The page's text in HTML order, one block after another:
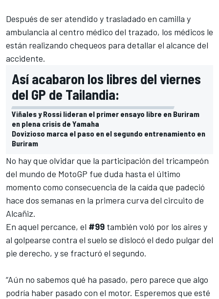
Después de ser atendido y trasladado en camilla y
ambulancia al centro médico del trazado, los médicos le
están realizando chequeos para detallar el alcance del
accidente.
Así acabaron los libres del viernes
del GP de Tailandia:
Viñales y Rossi lideran el primer ensayo libre en Buriram
en plena crisis de Yamaha
Dovizioso marca el paso en el segundo entrenamiento en
Buriram
No hay que olvidar que la participación del tricampeón
del mundo de MotoGP fue duda hasta el último
momento como consecuencia de la caída que padeció
hace dos semanas en la primera curva del circuito de
Alcañiz.
En aquel percance, el #99 también voló por los aires y
al golpearse contra el suelo se dislocó el dedo pulgar del
pie derecho, y se fracturó el segundo.
“Aún no sabemos qué ha pasado, pero parece que algo
podría haber pasado con el motor. Esperemos que esté